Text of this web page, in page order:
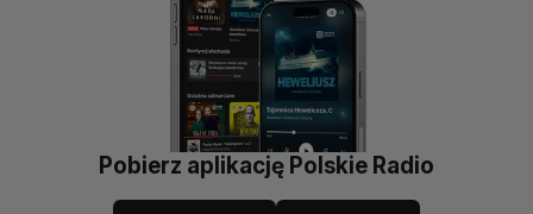
Pobierz aplikację Polskie Radio